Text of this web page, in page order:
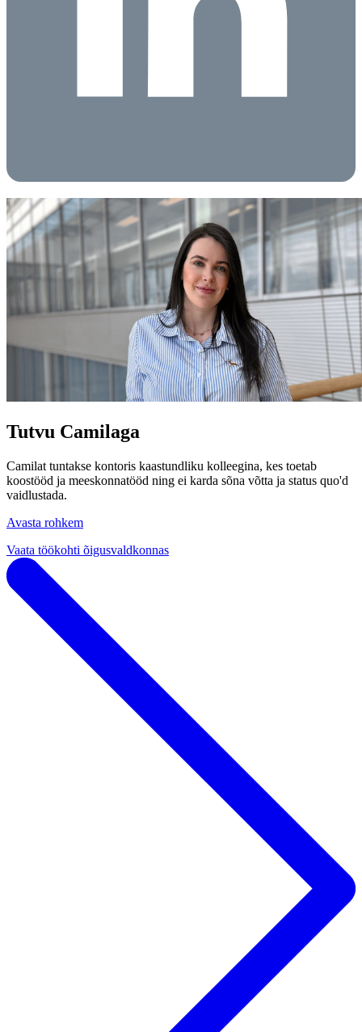
Tutvu Camilaga
Camilat tuntakse kontoris kaastundliku kolleegina, kes toetab
koostööd ja meeskonnatööd ning ei karda sõna võtta ja status quo'd
vaidlustada.
Avasta rohkem
Vaata töökohti õigusvaldkonnas